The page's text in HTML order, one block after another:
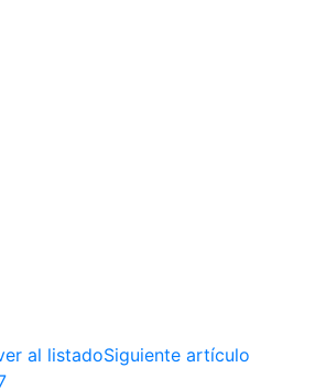
al listadoSiguiente artículo